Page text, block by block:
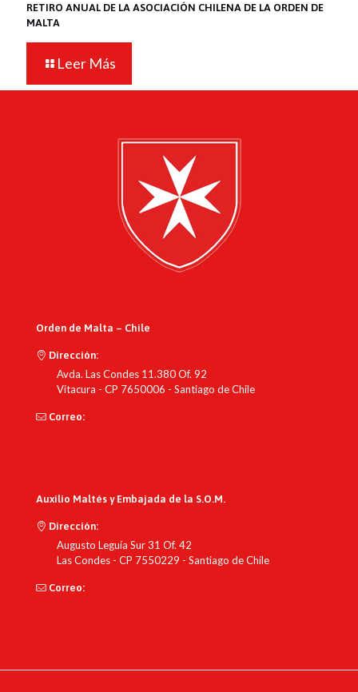
RETIRO ANUAL DE LA ASOCIACIÓN CHILENA DE LA ORDEN DE
MALTA
Leer Más
Orden de Malta – Chile
Dirección:
Avda. Las Condes 11.380 Of. 92
Vitacura - CP 7650006 - Santiago de Chile
Correo:
Auxilio Maltés y Embajada de la S.O.M.
Dirección:
Augusto Leguía Sur 31 Of. 42
Las Condes - CP 7550229 - Santiago de Chile
Correo: